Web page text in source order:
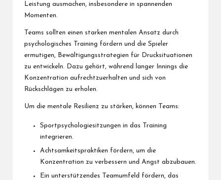
Leistung ausmachen, insbesondere in spannenden
Momenten.
Teams sollten einen starken mentalen Ansatz durch
psychologisches Training fördern und die Spieler
ermutigen, Bewältigungsstrategien für Drucksituationen
zu entwickeln. Dazu gehört, während langer Innings die
Konzentration aufrechtzuerhalten und sich von
Rückschlägen zu erholen.
Um die mentale Resilienz zu stärken, können Teams:
Sportpsychologiesitzungen in das Training
integrieren.
Achtsamkeitspraktiken fördern, um die
Konzentration zu verbessern und Angst abzubauen.
Ein unterstützendes Teamumfeld fördern, das